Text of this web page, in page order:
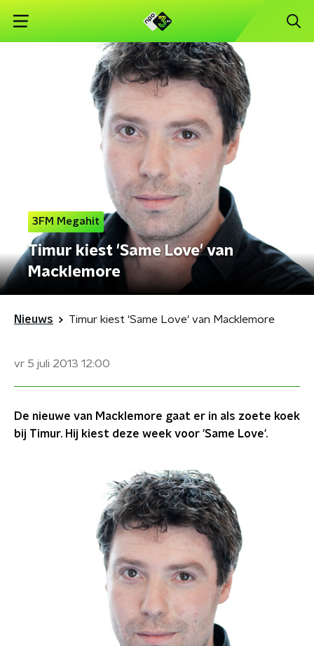
3FM Megahit
Timur kiest 'Same Love' van
Macklemore
Nieuws Timur kiest 'Same Love' van Macklemore
vr 5 juli 2013 12:00
De nieuwe van Macklemore gaat er in als zoete koek
bij Timur. Hij kiest deze week voor 'Same Love'.